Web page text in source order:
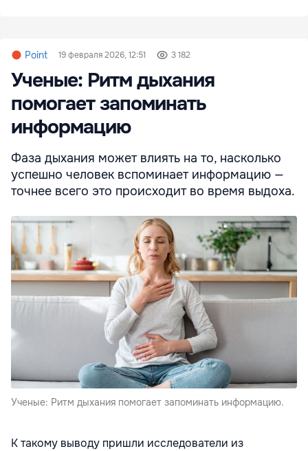
Point 19 февраля 2026, 12:51 3 182
Ученые: Ритм дыхания
помогает запоминать
информацию
Фаза дыхания может влиять на то, насколько
успешно человек вспоминает информацию —
точнее всего это происходит во время выдоха.
Ученые: Ритм дыхания помогает запоминать информацию.
К такому выводу пришли исследователи из